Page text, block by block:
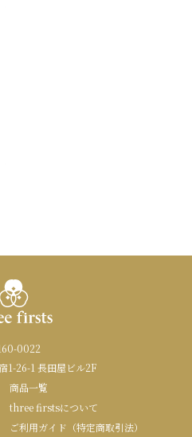
0022
1-26-1 長田屋ビル2F
商品一覧
three firstsについて
ご利用ガイド（特定商取引法）